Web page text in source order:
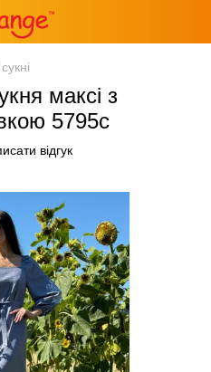
максі з
5795с
відгук